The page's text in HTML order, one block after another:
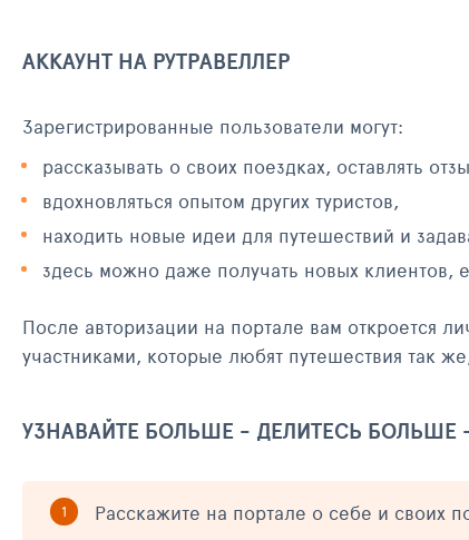
АККАУНТ НА РУТРАВЕЛЛЕР
Зарегистрированные пользователи могут:
рассказывать о своих поездках, оставлять
вдохновляться опытом других туристов,
находить новые идеи для путешествий и
здесь можно даже получать новых
После авторизации на портале вам откроется
участниками, которые любят путешествия так
УЗНАВАЙТЕ БОЛЬШЕ - ДЕЛИТЕСЬ БОЛЬШЕ
Расскажите на портале о себе и своих